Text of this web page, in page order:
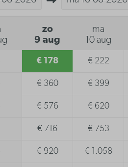
zo
9 aug
ma
10 aug
€ 178 € 222
€ 360 € 399
€ 576 € 620
€ 716 € 753
€ 920 € 1.058